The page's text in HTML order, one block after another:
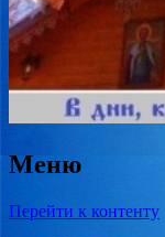
Меню
Перейти к контенту